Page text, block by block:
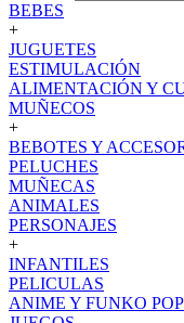
BEBES
+
JUGUETES
ESTIMULACIÓN
ALIMENTACIÓN Y
MUÑECOS
+
BEBOTES Y
PELUCHES
MUÑECAS
ANIMALES
PERSONAJES
+
INFANTILES
PELICULAS
ANIME Y FUNKO